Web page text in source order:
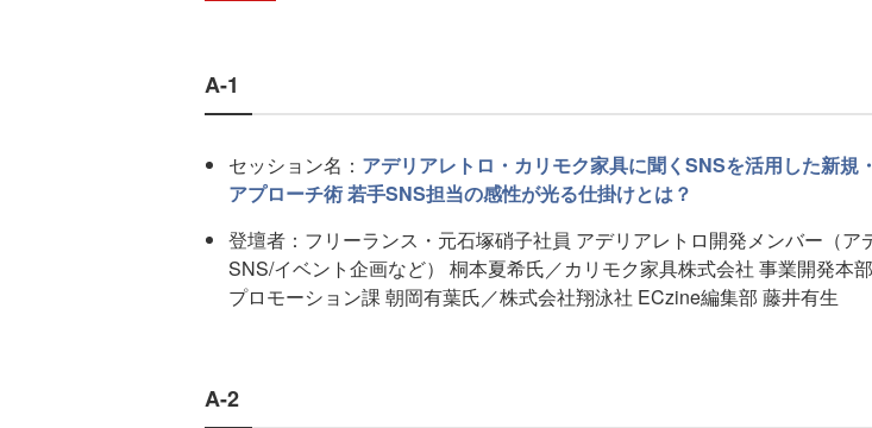
A-1
セッション名： アデリアレトロ・カリモク家具に聞くSNSを活用した新規
アプローチ術 若手SNS担当の感性が光る仕掛けとは？
登壇者：フリーランス・元石塚硝子社員 アデリアレトロ開発メンバー（ア
SNS/イベント企画など） 桐本夏希氏／カリモク家具株式会社 事業開発本
プロモーション課 朝岡有葉氏／株式会社翔泳社 ECzine編集部 藤井有生
A-2